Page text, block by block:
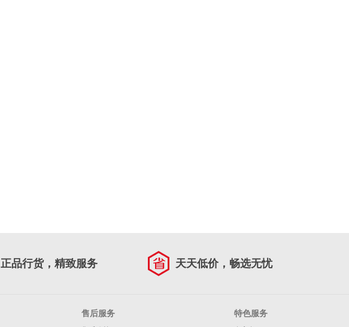
正品行货，精致服务 天天低价，畅选无忧
售后服务 特色服务